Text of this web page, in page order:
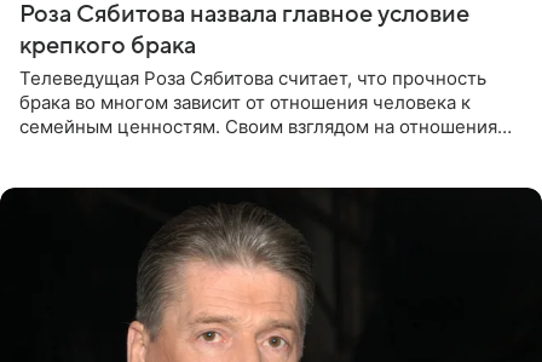
Роза Сябитова назвала главное условие
крепкого брака
Телеведущая Роза Сябитова считает, что прочность
брака во многом зависит от отношения человека к
семейным ценностям. Своим взглядом на отношения